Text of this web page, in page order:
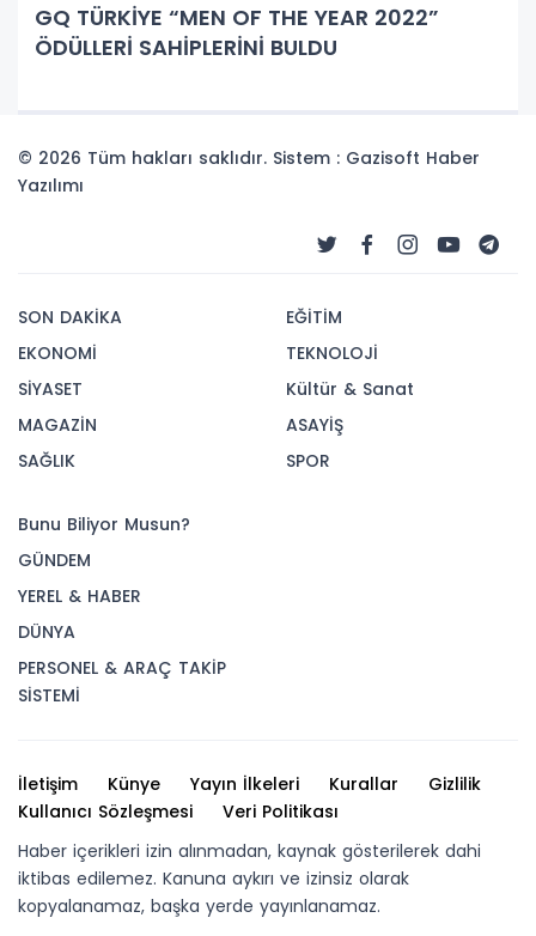
GQ TÜRKİYE “MEN OF THE YEAR 2022”
ÖDÜLLERİ SAHİPLERİNİ BULDU
© 2026 Tüm hakları saklıdır. Sistem : Gazisoft Haber
Yazılımı
SON DAKİKA
EKONOMİ
SİYASET
MAGAZİN
SAĞLIK
EĞİTİM
TEKNOLOJİ
Kültür & Sanat
ASAYİŞ
SPOR
Bunu Biliyor Musun?
GÜNDEM
YEREL & HABER
DÜNYA
PERSONEL & ARAÇ TAKİP
SİSTEMİ
İletişim Künye Yayın İlkeleri Kurallar
Gizlilik
Kullanıcı Sözleşmesi
Veri Politikası
Haber içerikleri izin alınmadan, kaynak gösterilerek dahi
iktibas edilemez. Kanuna aykırı ve izinsiz olarak
kopyalanamaz, başka yerde yayınlanamaz.